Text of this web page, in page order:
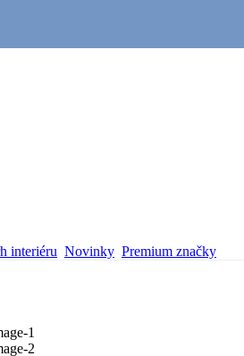
interiéru Novinky Premium značky